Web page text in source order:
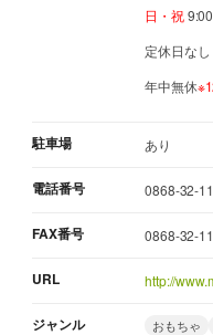
日・祝
定休日なし
年中無休
駐車場 あり
電話番号 0868-32-
FAX番号 0868-32-
URL http://
ジャンル おもちゃ